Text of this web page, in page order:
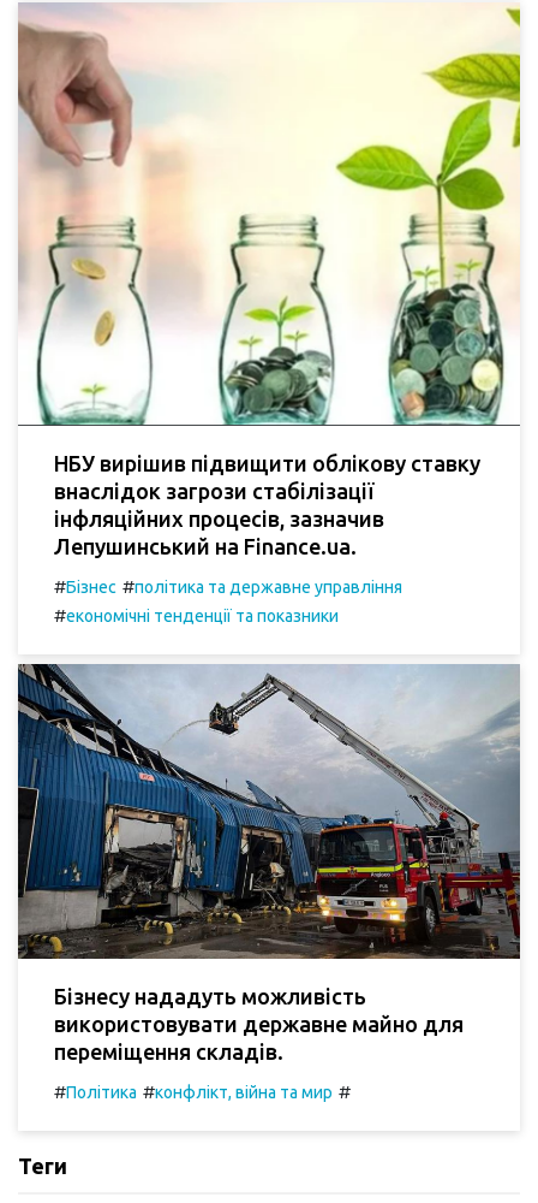
НБУ вирішив підвищити облікову ставку
внаслідок загрози стабілізації
інфляційних процесів, зазначив
Лепушинський на Finance.ua.
#Бізнес #політика та державне управління
#економічні тенденції та показники
Бізнесу нададуть можливість
використовувати державне майно для
переміщення складів.
#Політика #конфлікт, війна та мир #
Теги